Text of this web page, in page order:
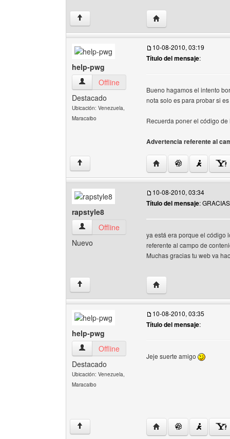
↑ Visitar sitio web del
help-pwg
help-pwg Ver perfil del usuario
Offline
Destacado
Ubicación: Venezuela,
Maracaibo
10-08-2010, 03:19
Título del mensaje:
Bueno hagamos el intento
nota solo es para probar si
Recuerda poner el código
Advertencia referente al
↑ Visitar sitio web del
rapstyle8
rapstyle8 Ver perfil del usuario
Offline
Nuevo
10-08-2010, 03:34
Título del mensaje:
ya está era porque el código
referente al campo de
Muchas gracias tu web va
↑ Visitar sitio web del
help-pwg
help-pwg Ver perfil del usuario
Offline
Destacado
Ubicación: Venezuela,
Maracaibo
10-08-2010, 03:35
Título del mensaje:
Jeje suerte amigo
↑ Visitar sitio web del